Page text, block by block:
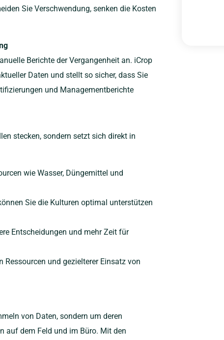
Sie Verschwendung, senken die Kosten
Berichte der Vergangenheit an. iCrop
Daten und stellt so sicher, dass Sie
und Managementberichte
stecken, sondern setzt sich direkt in
wie Wasser, Düngemittel und
Sie die Kulturen optimal unterstützen
Entscheidungen und mehr Zeit für
Ressourcen und gezielterer Einsatz von
von Daten, sondern um deren
auf dem Feld und im Büro. Mit den